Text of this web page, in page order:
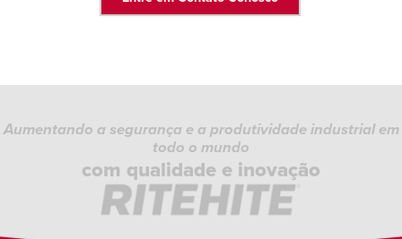
Aumentando a segurança e a produtividade industrial em
todo o mundo
com qualidade e inovação